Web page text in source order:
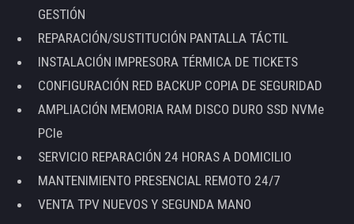
GESTIÓN
REPARACIÓN/SUSTITUCIÓN PANTALLA TÁCTIL
INSTALACIÓN IMPRESORA TÉRMICA DE TICKETS
CONFIGURACIÓN RED BACKUP COPIA DE SEGURIDAD
AMPLIACIÓN MEMORIA RAM DISCO DURO SSD NVMe
PCIe
SERVICIO REPARACIÓN 24 HORAS A DOMICILIO
MANTENIMIENTO PRESENCIAL REMOTO 24/7
VENTA TPV NUEVOS Y SEGUNDA MANO